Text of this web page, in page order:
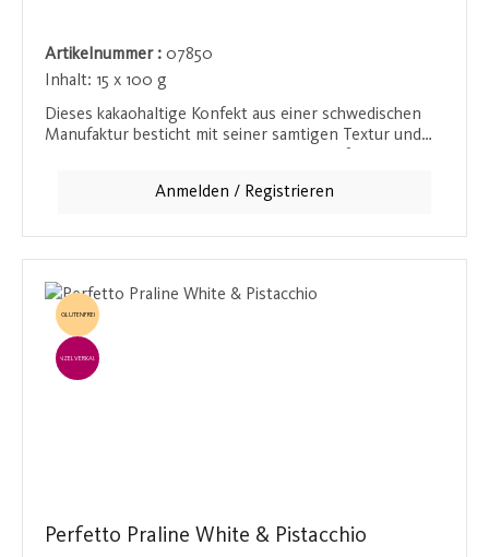
Artikelnummer : 07850
Inhalt: 15 x 100 g
Dieses kakaohaltige Konfekt aus einer schwedischen
Manufaktur besticht mit seiner samtigen Textur und
Schokoladengenuss.Anmelden / Registrieren
GLUTENFREI
EINZELVERKAUF
Perfetto Praline White & Pistacchio